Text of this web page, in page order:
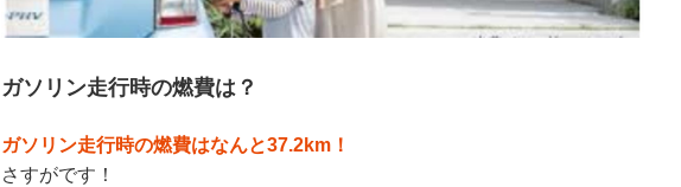
ガソリン走行時の燃費は？
ガソリン走行時の燃費はなんと37.2km！
さすがです！